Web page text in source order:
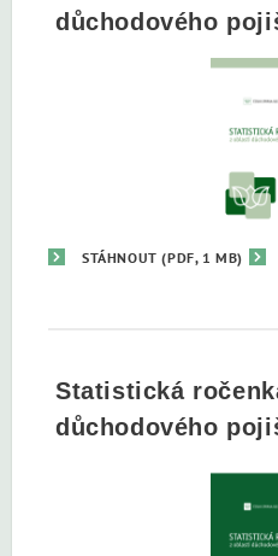
důchodového
STÁHNOUT(PDF, 1 MB)
Statistická
důchodového